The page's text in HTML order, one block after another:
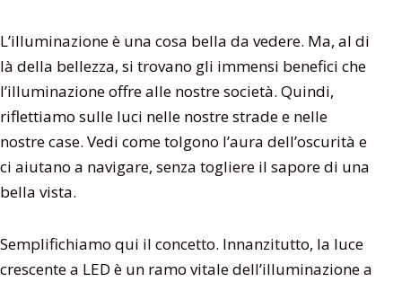
L’illuminazione è una cosa bella da vedere. Ma, al di
là della bellezza, si trovano gli immensi benefici che
l’illuminazione offre alle nostre società. Quindi,
riflettiamo sulle luci nelle nostre strade e nelle
nostre case. Vedi come tolgono l’aura dell’oscurità e
ci aiutano a navigare, senza togliere il sapore di una
bella vista.
Semplifichiamo qui il concetto. Innanzitutto, la luce
crescente a LED è un ramo vitale dell’illuminazione a